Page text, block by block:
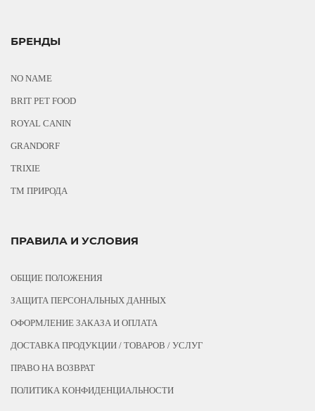
БРЕНДЫ
NO NAME
BRIT PET FOOD
ROYAL CANIN
GRANDORF
TRIXIE
ТМ ПРИРОДА
ПРАВИЛА И УСЛОВИЯ
ОБЩИЕ ПОЛОЖЕНИЯ
ЗАЩИТА ПЕРСОНАЛЬНЫХ ДАННЫХ
ОФОРМЛЕНИЕ ЗАКАЗА И ОПЛАТА
ДОСТАВКА ПРОДУКЦИИ / ТОВАРОВ / УСЛУГ
ПРАВО НА ВОЗВРАТ
ПОЛИТИКА КОНФИДЕНЦИАЛЬНОСТИ